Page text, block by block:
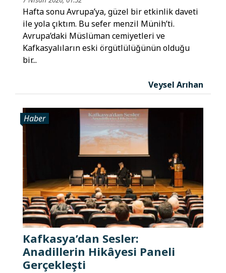
Hafta sonu Avrupa’ya, güzel bir etkinlik daveti
ile yola çıktım. Bu sefer menzil Münih’ti.
Avrupa’daki Müslüman cemiyetleri ve
Kafkasyalıların eski örgütlülüğünün olduğu
bir...
Veysel Arıhan
Haber
Kafkasya’dan Sesler:
Anadillerin Hikâyesi Paneli
Gerçekleşti